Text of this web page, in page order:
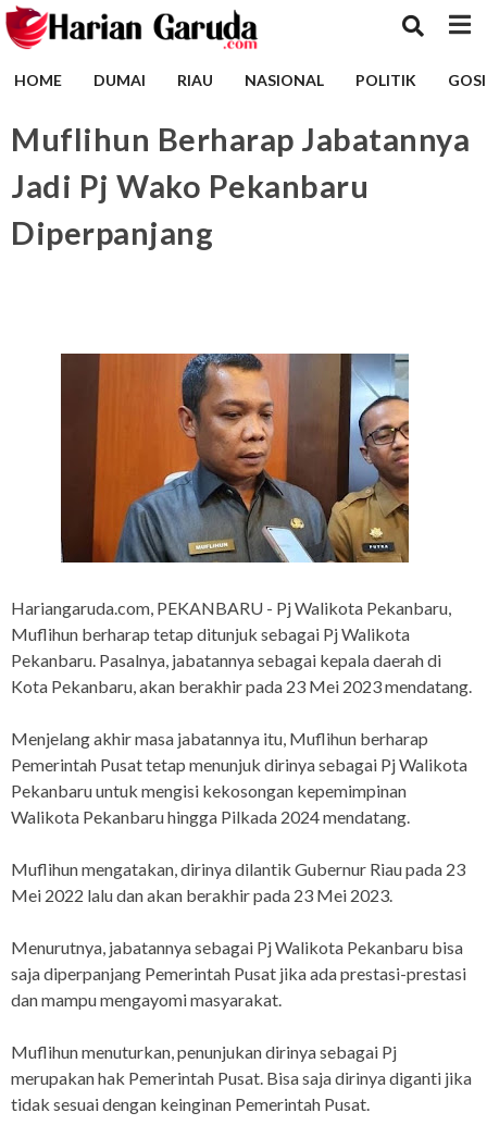
HOME DUMAI RIAU NASIONAL POLITIK
Muflihun Berharap Jabatannya
Jadi Pj Wako Pekanbaru
Diperpanjang
Hariangaruda.com, PEKANBARU - Pj Walikota Pekanbaru,
Muflihun berharap tetap ditunjuk sebagai Pj Walikota
Pekanbaru. Pasalnya, jabatannya sebagai kepala daerah di
Kota Pekanbaru, akan berakhir pada 23 Mei 2023 mendatang.
Menjelang akhir masa jabatannya itu, Muflihun berharap
Pemerintah Pusat tetap menunjuk dirinya sebagai Pj Walikota
Pekanbaru untuk mengisi kekosongan kepemimpinan
Walikota Pekanbaru hingga Pilkada 2024 mendatang.
Muflihun mengatakan, dirinya dilantik Gubernur Riau pada 23
Mei 2022 lalu dan akan berakhir pada 23 Mei 2023.
Menurutnya, jabatannya sebagai Pj Walikota Pekanbaru bisa
saja diperpanjang Pemerintah Pusat jika ada prestasi-prestasi
dan mampu mengayomi masyarakat.
Muflihun menuturkan, penunjukan dirinya sebagai Pj
merupakan hak Pemerintah Pusat. Bisa saja dirinya diganti jika
tidak sesuai dengan keinginan Pemerintah Pusat.